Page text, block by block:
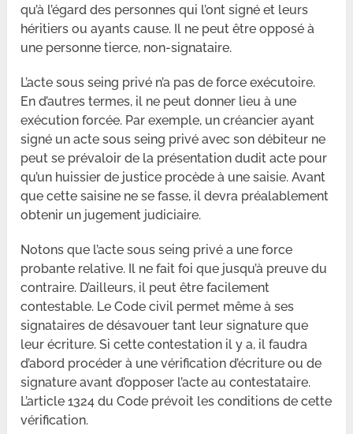
qu’à l’égard des personnes qui l’ont signé et leurs
héritiers ou ayants cause. Il ne peut être opposé à
une personne tierce, non-signataire.
L’acte sous seing privé n’a pas de force exécutoire.
En d’autres termes, il ne peut donner lieu à une
exécution forcée. Par exemple, un créancier ayant
signé un acte sous seing privé avec son débiteur ne
peut se prévaloir de la présentation dudit acte pour
qu’un huissier de justice procède à une saisie. Avant
que cette saisine ne se fasse, il devra préalablement
obtenir un jugement judiciaire.
Notons que l’acte sous seing privé a une force
probante relative. Il ne fait foi que jusqu’à preuve du
contraire. D’ailleurs, il peut être facilement
contestable. Le Code civil permet même à ses
signataires de désavouer tant leur signature que
leur écriture. Si cette contestation il y a, il faudra
d’abord procéder à une vérification d’écriture ou de
signature avant d’opposer l’acte au contestataire.
L’article 1324 du Code prévoit les conditions de cette
vérification.